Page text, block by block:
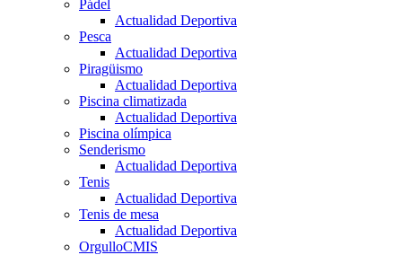
Pádel
Actualidad Deportiva
Pesca
Actualidad Deportiva
Piragüismo
Actualidad Deportiva
Piscina climatizada
Actualidad Deportiva
Piscina olímpica
Senderismo
Actualidad Deportiva
Tenis
Actualidad Deportiva
Tenis de mesa
Actualidad Deportiva
OrgulloCMIS